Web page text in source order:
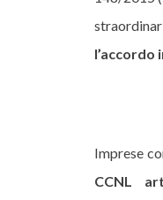
l’accordo
Imprese
CCNL